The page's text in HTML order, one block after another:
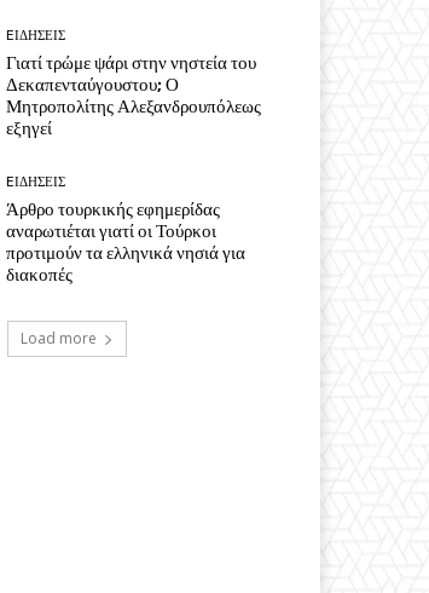
EΙΔΗΣΕΙΣ
Γιατί τρώμε ψάρι στην νηστεία του
Δεκαπενταύγουστου; Ο
Μητροπολίτης Αλεξανδρουπόλεως
εξηγεί
EΙΔΗΣΕΙΣ
Άρθρο τουρκικής εφημερίδας
αναρωτιέται γιατί οι Τούρκοι
προτιμούν τα ελληνικά νησιά για
διακοπές
Load more